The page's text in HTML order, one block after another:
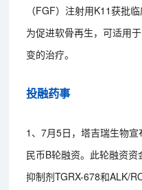
（FGF）注射用K11获批
为促进软骨再生，可适用
变的治疗。
投融药事
1、7月5日，塔吉瑞生物
民币B轮融资。此轮融资
抑制剂TGRX-678和ALK/